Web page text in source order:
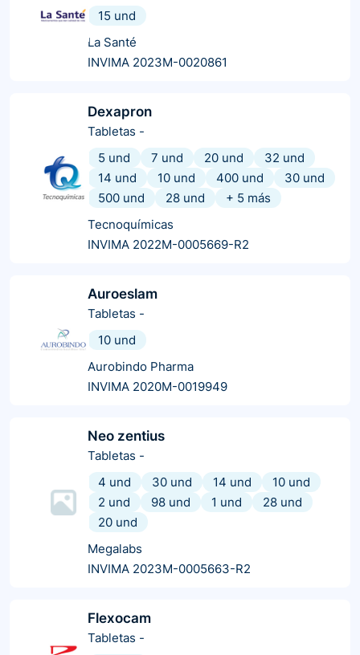
15 und
La Santé
INVIMA 2023M-0020861
Dexapron
Tabletas -
5 und
7 und 20 und
32 und
14 und
10 und 400 und
30 und
500 und
28 und + 5 más
Tecnoquímicas
INVIMA 2022M-0005669-R2
Auroeslam
Tabletas -
10 und
Aurobindo Pharma
INVIMA 2020M-0019949
Neo zentius
Tabletas -
4 und
30 und 14 und
10 und
2 und
98 und 1 und
28 und
20 und
Megalabs
INVIMA 2023M-0005663-R2
Flexocam
Tabletas -